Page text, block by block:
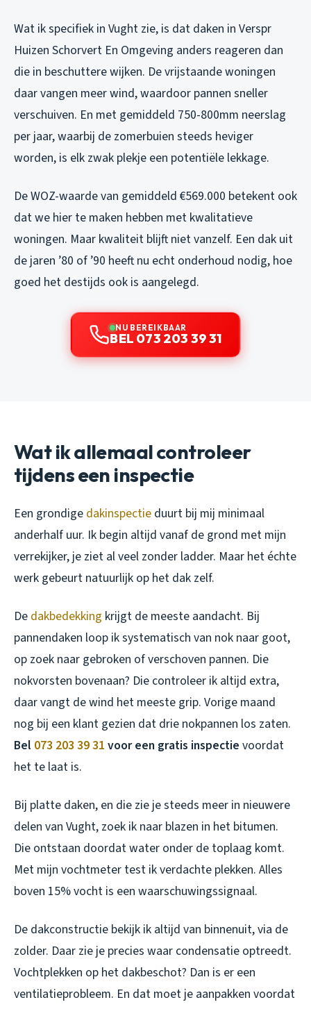
Wat ik specifiek in Vught zie, is dat daken in Verspr
Huizen Schorvert En Omgeving anders reageren dan
die in beschuttere wijken. De vrijstaande woningen
daar vangen meer wind, waardoor pannen sneller
verschuiven. En met gemiddeld 750-800mm neerslag
per jaar, waarbij de zomerbuien steeds heviger
worden, is elk zwak plekje een potentiële lekkage.
De WOZ-waarde van gemiddeld €569.000 betekent ook
dat we hier te maken hebben met kwalitatieve
woningen. Maar kwaliteit blijft niet vanzelf. Een dak uit
de jaren ’80 of ’90 heeft nu echt onderhoud nodig, hoe
goed het destijds ook is aangelegd.
NU BEREIKBAAR
BEL 073 203 39 31
Wat ik allemaal controleer
tijdens een inspectie
Een grondige dakinspectie duurt bij mij minimaal
anderhalf uur. Ik begin altijd vanaf de grond met mijn
verrekijker, je ziet al veel zonder ladder. Maar het échte
werk gebeurt natuurlijk op het dak zelf.
De dakbedekking krijgt de meeste aandacht. Bij
pannendaken loop ik systematisch van nok naar goot,
op zoek naar gebroken of verschoven pannen. Die
nokvorsten bovenaan? Die controleer ik altijd extra,
daar vangt de wind het meeste grip. Vorige maand
nog bij een klant gezien dat drie nokpannen los zaten.
Bel 073 203 39 31 voor een gratis inspectie voordat
het te laat is.
Bij platte daken, en die zie je steeds meer in nieuwere
delen van Vught, zoek ik naar blazen in het bitumen.
Die ontstaan doordat water onder de toplaag komt.
Met mijn vochtmeter test ik verdachte plekken. Alles
boven 15% vocht is een waarschuwingssignaal.
De dakconstructie bekijk ik altijd van binnenuit, via de
zolder. Daar zie je precies waar condensatie optreedt.
Vochtplekken op het dakbeschot? Dan is er een
ventilatieprobleem. En dat moet je aanpakken voordat